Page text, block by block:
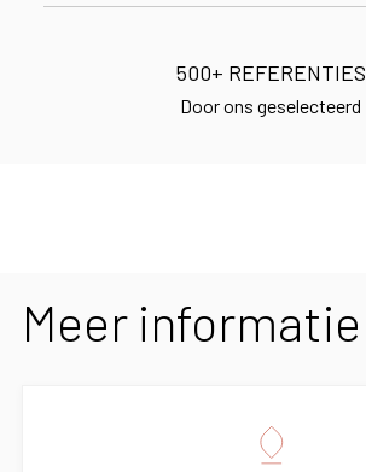
500+ REFERENTIES
Door ons geselecteerd
Meer informatie